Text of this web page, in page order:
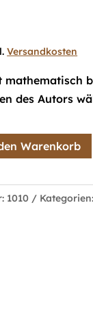
Versandkosten
des Autors
Warenkorb
1010